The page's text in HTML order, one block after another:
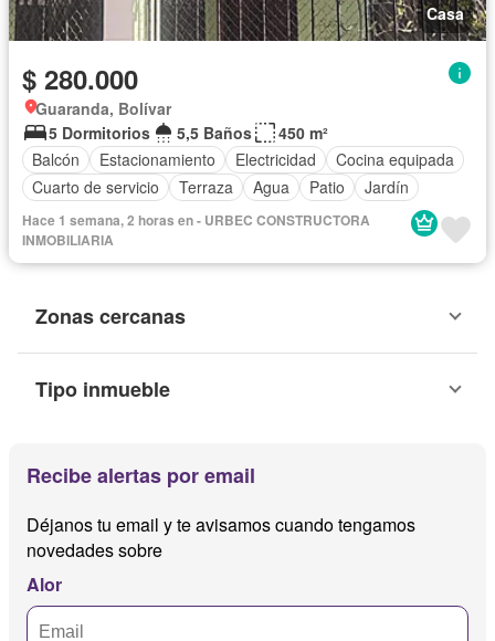
Casa
$ 280.000
Guaranda, Bolívar
5 Dormitorios
5,5 Baños
450 m²
Balcón
Estacionamiento Electricidad
Cocina equipada
Cuarto de servicio
Terraza Agua Patio Jardín
Hace 1 semana, 2 horas en - URBEC CONSTRUCTORA
INMOBILIARIA
Zonas cercanas
Tipo inmueble
Recibe alertas por email
Déjanos tu email y te avisamos cuando tengamos
novedades sobre
Alor